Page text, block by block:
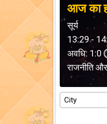
आज का
सूर्य
13:29 -
अवधि: 1:0
राजनीति